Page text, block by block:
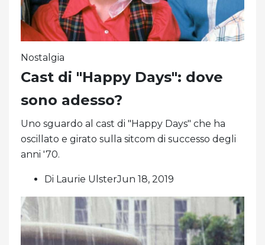
Nostalgia
Cast di "Happy Days": dove
sono adesso?
Uno sguardo al cast di "Happy Days" che ha
oscillato e girato sulla sitcom di successo degli
anni '70.
Di Laurie UlsterJun 18, 2019